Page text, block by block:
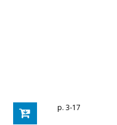
p. 3-17